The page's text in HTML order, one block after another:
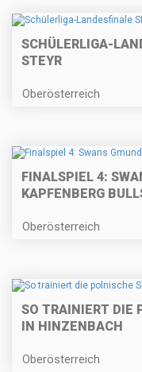
SCHÜLERLIGA-
STEYR
Oberösterreich
FINALSPIEL 4:
KAPFENBERG
Oberösterreich
SO TRAINIERT DIE
IN HINZENBACH
Oberösterreich